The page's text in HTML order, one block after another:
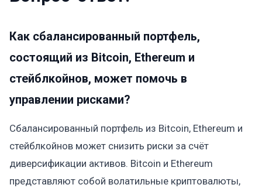
Как сбалансированный портфель,
состоящий из Bitcoin, Ethereum и
стейблкойнов, может помочь в
управлении рисками?
Сбалансированный портфель из Bitcoin, Ethereum и
стейблкойнов может снизить риски за счёт
диверсификации активов. Bitcoin и Ethereum
представляют собой волатильные криптовалюты,